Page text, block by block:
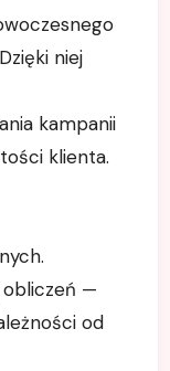
niej
kampanii
klienta.
—
od